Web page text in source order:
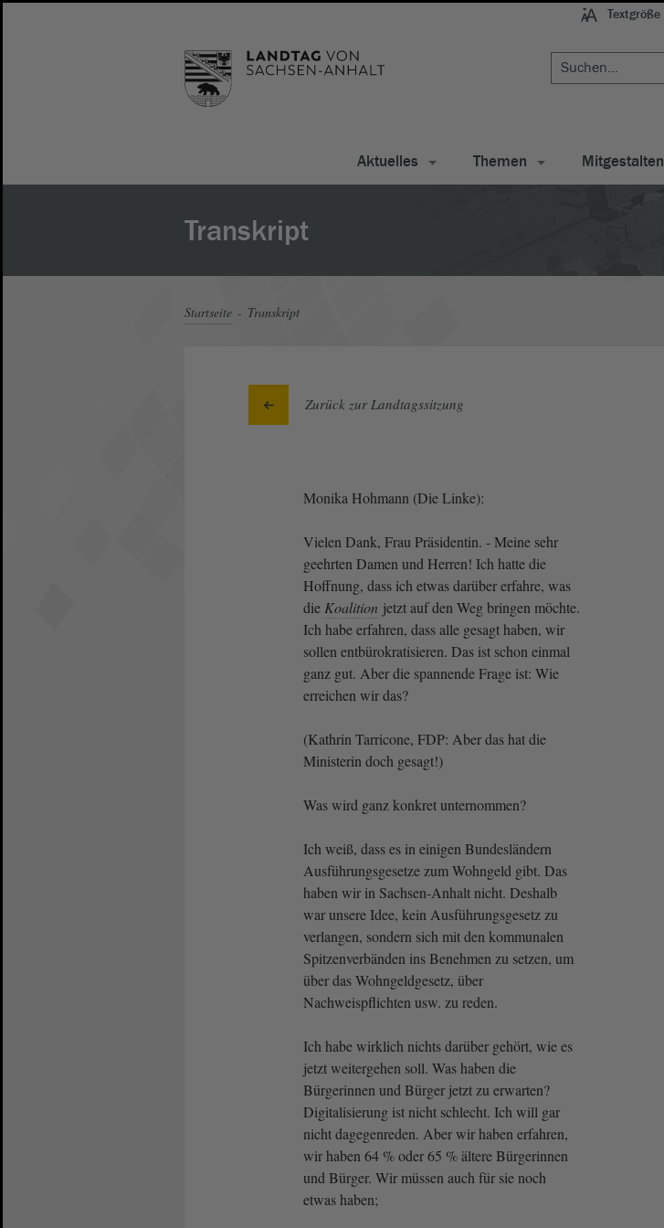
Textgröße
Aktuelles Themen Mitgestalten
Transkript
Startseite Transkript
Zurück zur Landtagssitzung
Monika Hohmann (Die Linke):
Vielen Dank, Frau Präsidentin. - Meine sehr
geehrten Damen und Herren! Ich hatte die
Hoffnung, dass ich etwas darüber erfahre, was
die Koalition jetzt auf den Weg bringen möchte.
Ich habe erfahren, dass alle gesagt haben, wir
sollen entbürokratisieren. Das ist schon einmal
ganz gut. Aber die spannende Frage ist: Wie
erreichen wir das?
(Kathrin Tarricone, FDP: Aber das hat die
Ministerin doch gesagt!)
Was wird ganz konkret unternommen?
Ich weiß, dass es in einigen Bundesländern
Ausführungsgesetze zum Wohngeld gibt. Das
haben wir in Sachsen-Anhalt nicht. Deshalb
war unsere Idee, kein Ausführungsgesetz zu
verlangen, sondern sich mit den kommunalen
Spitzenverbänden ins Benehmen zu setzen, um
über das Wohngeldgesetz, über
Nachweispflichten usw. zu reden.
Ich habe wirklich nichts darüber gehört, wie es
jetzt weitergehen soll. Was haben die
Bürgerinnen und Bürger jetzt zu erwarten?
Digitalisierung ist nicht schlecht. Ich will gar
nicht dagegenreden. Aber wir haben erfahren,
wir haben 64 % oder 65 % ältere Bürgerinnen
und Bürger. Wir müssen auch für sie noch
etwas haben;